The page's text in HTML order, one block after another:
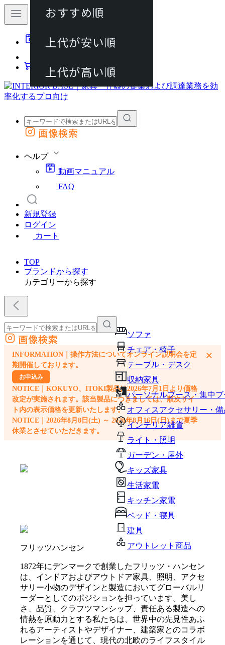
動画マニュアル
カート
外部サイトの商品をカートに追加
画像検索
ヘルプ
動画マニュアル
FAQ
新規登録
ログイン
カート
TOP
ブランドから探す
カテゴリーから探す
ソファ
チェア・椅子
テーブル・デスク
収納家具
パーソナルブース・集中
オフィスアクセサリー・備
インテリア雑貨
ライト・照明
ガーデン・屋外
キッズ家具
生活家電
キッチン家電
ベッド・寝具
建具
アウトレット商品
外部サイトの商品をカートに追加
他のサイトで見つけた商品ページのURLを貼り付けて、カートに追加できます
画像検索
INFORMATION｜操作方法についてオンライン説明会を定
期開催しております。
お申込み
NOTICE｜KOKUYO、ITOKI製品は2026年7月1日より価格
改定が実施されます。該当製品につきましては、順次サイ
ト内の表示価格を更新いたします。
NOTICE｜2026年8月8日(土) ～ 2026年8月16日(日)まで夏季
休業とさせていただきます。
×
フリッツハンセン
1872年にデンマークで創業したフリッツ・ハンセン
は、インドアおよびアウトドア家具、照明、アクセ
サリー小物のデザインと製造においてグローバルリ
ーダーとしてのポジションを担っています。美し
さ、品質、クラフツマンシップ、責任ある製造への
情熱を原動力とする私たちは、世界中の先見性あふ
れるアーティストやデザイナー、建築家とのコラボ
レーションを通じて、現代の北欧のライフスタイル
おすすめ順
上代が安い順
上代が高い順